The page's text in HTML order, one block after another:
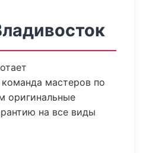
мастеров по
оригинальные
на все виды